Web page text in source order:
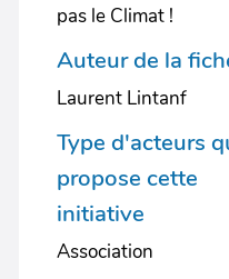
pas le Climat !
Auteur de la
Laurent Lintanf
Type d'acteurs
propose cette
initiative
Association